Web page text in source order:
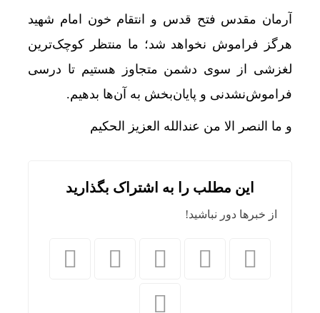
آرمان مقدس فتح قدس و انتقام خون امام شهید
هرگز فراموش نخواهد شد؛ ما منتظر کوچک‌ترین
لغزشی از سوی دشمن متجاوز هستیم تا درسی
فراموش‌نشدنی و پایان‌بخش به آن‌ها بدهیم.
و ما النصر الا من عندالله العزیز الحکیم
این مطلب را به اشتراک بگذارید
از خبرها دور نباشید!